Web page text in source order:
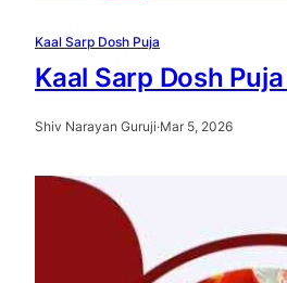
Kaal Sarp Dosh Puja
Kaal Sarp Dosh
Shiv Narayan Guruji·Mar 5, 2026